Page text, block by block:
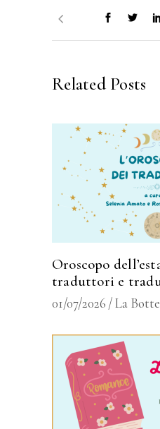
Related Posts
Oroscopo
traduttori e
01/07/2026 La